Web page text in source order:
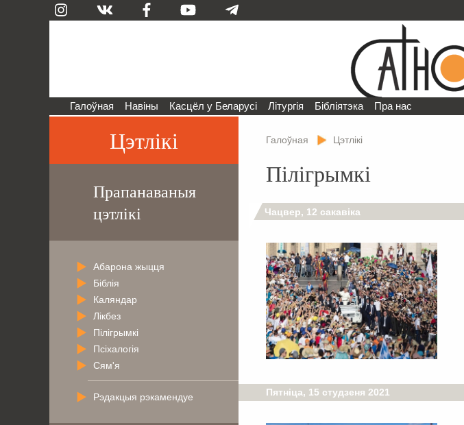
Галоўная Навіны Касцёл у Беларусі Літургія Бібліятэка Пра нас
Галоўная Цэтлікі
Пілігрымкі
Чацвер, 12 сакавіка
Пятніца, 15 студзеня 2021
Цэтлікі
Прапанаваныя
цэтлікі
Абарона жыцця
Біблія
Каляндар
Лікбез
Пілігрымкі
Псіхалогія
Сям'я
Рэдакцыя рэкамендуе